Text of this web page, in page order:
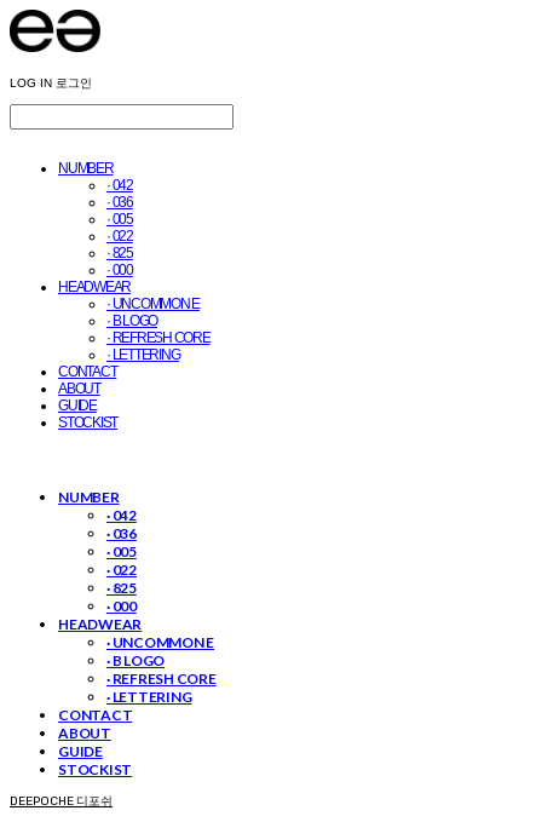
LOG IN 로그인
NUMBER
· 042
· 036
· 005
· 022
· 825
· 000
HEADWEAR
· UNCOMMON E
· B LOGO
· REFRESH CORE
· LETTERING
CONTACT
ABOUT
GUIDE
STOCKIST
NUMBER
· 042
· 036
· 005
· 022
· 825
· 000
HEADWEAR
· UNCOMMON E
· B LOGO
· REFRESH CORE
· LETTERING
CONTACT
ABOUT
GUIDE
STOCKIST
DEEPOCHE 디포쉬